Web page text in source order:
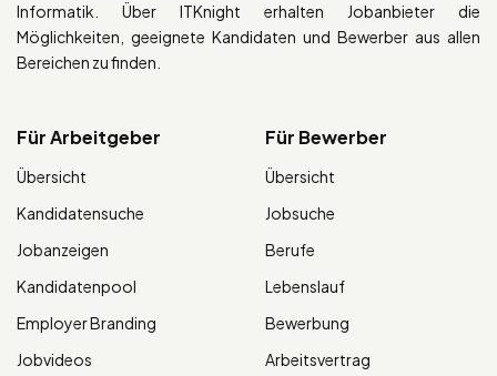
Informatik. Über ITKnight erhalten Jobanbieter die
Möglichkeiten, geeignete Kandidaten und Bewerber aus allen
Bereichen zu finden.
Für Arbeitgeber
Übersicht
Kandidatensuche
Jobanzeigen
Kandidatenpool
Employer Branding
Jobvideos
Für Bewerber
Übersicht
Jobsuche
Berufe
Lebenslauf
Bewerbung
Arbeitsvertrag